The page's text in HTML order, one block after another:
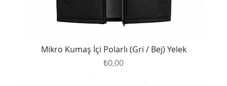
Mikro Kumaş İçi Polarlı (Gri / Bej) Yelek
Fiyat
₺0,00